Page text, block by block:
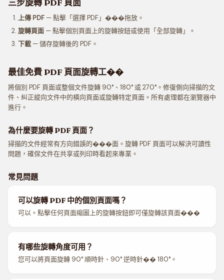
三步旋轉 PDF 頁面
上傳 PDF — 點擊「選擇 PDF」���拖放。
旋轉頁面 — 點擊個別頁面上的旋轉按鈕或使用「全部旋轉」。
下載 — 儲存旋轉後的 PDF。
最佳免費 PDF 頁面旋轉工��
將個別 PDF 頁面或整個文件旋轉 90°、180° 或 270°。修復側向掃描的文
件、糾正縱向文件中的橫向頁面或旋轉特定頁面。所有處理都在瀏覽器中
進行。
為什麼要旋轉 PDF 頁面？
掃描的文件經常有方向錯誤的���面。旋轉 PDF 頁面可以解決可讀性
問題，確保文件在共享或列印時看起來專業。
常見問題
可以旋轉 PDF 中的個別頁面嗎？
可以。點擊任何頁面縮圖上的旋轉按鈕即可僅旋轉該頁面���
有哪些旋轉角度可用？
您可以將頁面旋轉 90° 順時針、90° 逆時針�� 180°。